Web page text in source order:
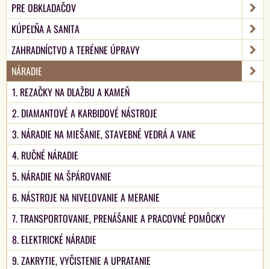
PRE OBKLADAČOV
KÚPEĽŇA A SANITA
ZAHRADNÍCTVO A TERÉNNE ÚPRAVY
NÁRADIE
1. REZAČKY NA DLAŽBU A KAMEŇ
2. DIAMANTOVÉ A KARBIDOVÉ NÁSTROJE
3. NÁRADIE NA MIEŠANIE, STAVEBNÉ VEDRÁ A VANE
4. RUČNÉ NÁRADIE
5. NÁRADIE NA ŠPÁROVANIE
6. NÁSTROJE NA NIVELOVANIE A MERANIE
7. TRANSPORTOVANIE, PRENÁŠANIE A PRACOVNÉ POMÔCKY
8. ELEKTRICKÉ NÁRADIE
9. ZAKRYTIE, VYČISTENIE A UPRATANIE